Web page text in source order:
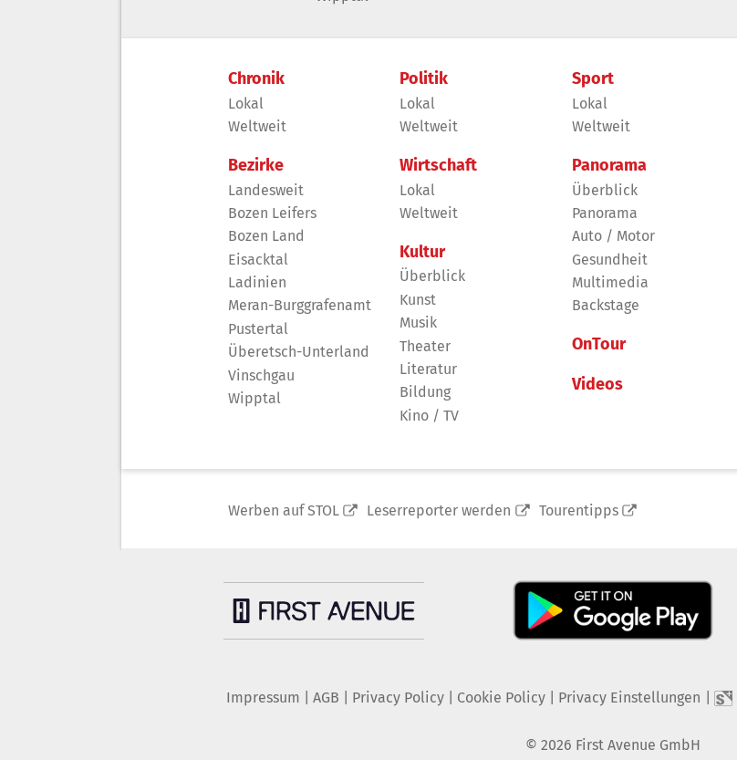
Chronik
Lokal
Weltweit
Bezirke
Landesweit
Bozen Leifers
Bozen Land
Eisacktal
Ladinien
Meran-Burggrafenamt
Pustertal
Überetsch-Unterland
Vinschgau
Wipptal
Politik
Lokal
Weltweit
Wirtschaft
Lokal
Weltweit
Kultur
Überblick
Kunst
Musik
Theater
Literatur
Bildung
Kino / TV
Sport
Lokal
Weltweit
Panorama
Überblick
Panorama
Auto / Motor
Gesundheit
Multimedia
Backstage
OnTour
Videos
Werben auf STOL Leserreporter werden Tourentipps
Impressum AGB Privacy Policy| Cookie Policy| Privacy Einstellungen
© 2026 First Avenue GmbH